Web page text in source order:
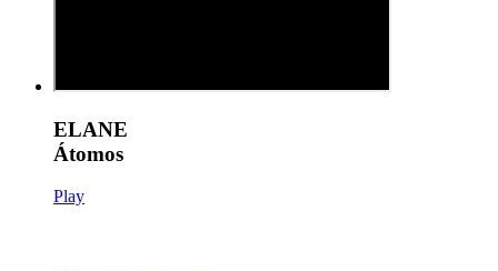
ELANE
Átomos
Play